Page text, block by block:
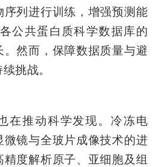
列进行训练，增强预测能
公共蛋白质科学数据库的
然而，保障数据质量与避
挑战。
在推动科学发现。冷冻电
镜与全玻片成像技术的进
度解析原子、亚细胞及组